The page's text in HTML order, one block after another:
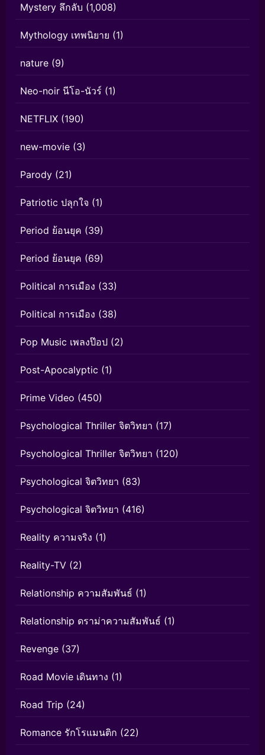
Mystery ลึกลับ (1,008)
Mythology เทพนิยาย (1)
nature (9)
Neo-noir นีโอ-นัวร์ (1)
NETFLIX (190)
new-movie (3)
Parody (21)
Patriotic ปลุกใจ (1)
Period ย้อนยุค (39)
Period ย้อนยุค (69)
Political การเมือง (33)
Political การเมือง (38)
Pop Music เพลงป๊อป (2)
Post-Apocalyptic (1)
Prime Video (450)
Psychological Thriller จิตวิทยา (17)
Psychological Thriller จิตวิทยา (120)
Psychological จิตวิทยา (83)
Psychological จิตวิทยา (416)
Reality ความจริง (1)
Reality-TV (2)
Relationship ความสัมพันธ์ (1)
Relationship ดราม่าความสัมพันธ์ (1)
Revenge (37)
Road Movie เดินทาง (1)
Road Trip (24)
Romance รักโรแมนติก (22)